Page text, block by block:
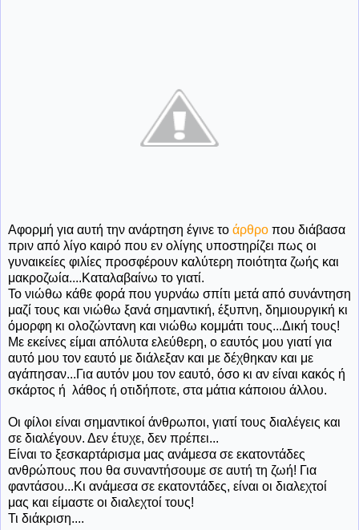
Αφορμή για αυτή την ανάρτηση έγινε το άρθρο που διάβασα
πριν από λίγο καιρό που εν ολίγης υποστηρίζει πως οι
γυναικείες φιλίες προσφέρουν καλύτερη ποιότητα ζωής και
μακροζωία....Καταλαβαίνω το γιατί.
Το νιώθω κάθε φορά που γυρνάω σπίτι μετά από συνάντηση
μαζί τους και νιώθω ξανά σημαντική, έξυπνη, δημιουργική κι
όμορφη κι ολοζώντανη και νιώθω κομμάτι τους...Δική τους!
Με εκείνες είμαι απόλυτα ελεύθερη, ο εαυτός μου γιατί για
αυτό μου τον εαυτό με διάλεξαν και με δέχθηκαν και με
αγάπησαν...Για αυτόν μου τον εαυτό, όσο κι αν είναι κακός ή
σκάρτος ή λάθος ή οτιδήποτε, στα μάτια κάποιου άλλου.
Οι φίλοι είναι σημαντικοί άνθρωποι, γιατί τους διαλέγεις και
σε διαλέγουν. Δεν έτυχε, δεν πρέπει...
Είναι το ξεσκαρτάρισμα μας ανάμεσα σε εκατοντάδες
ανθρώπους που θα συναντήσουμε σε αυτή τη ζωή! Για
φαντάσου...Κι ανάμεσα σε εκατοντάδες, είναι οι διαλεχτοί
μας και είμαστε οι διαλεχτοί τους!
Τι διάκριση....